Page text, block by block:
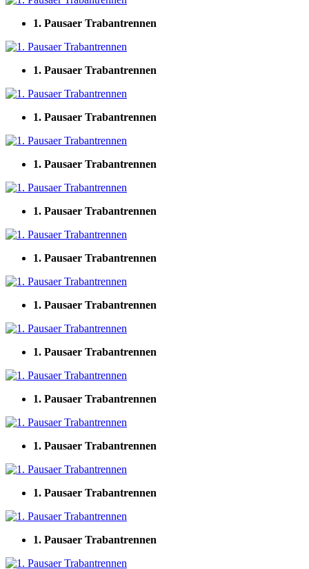
1. Pausaer Trabantrennen
1. Pausaer Trabantrennen
1. Pausaer Trabantrennen
1. Pausaer Trabantrennen
1. Pausaer Trabantrennen
1. Pausaer Trabantrennen
1. Pausaer Trabantrennen
1. Pausaer Trabantrennen
1. Pausaer Trabantrennen
1. Pausaer Trabantrennen
1. Pausaer Trabantrennen
1. Pausaer Trabantrennen